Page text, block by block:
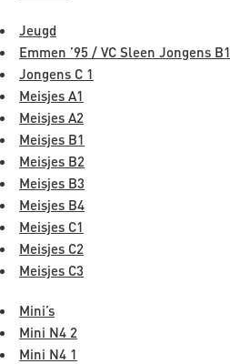
Jeugd
Emmen ’95 / VC Sleen Jongens B1
Jongens C 1
Meisjes A1
Meisjes A2
Meisjes B1
Meisjes B2
Meisjes B3
Meisjes B4
Meisjes C1
Meisjes C2
Meisjes C3
Mini’s
Mini N4 2
Mini N4 1